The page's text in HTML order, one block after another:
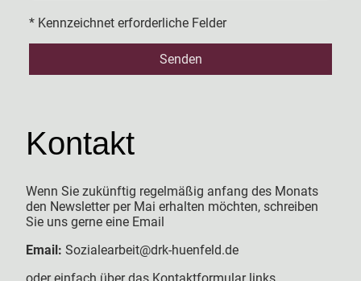
* Kennzeichnet erforderliche Felder
Senden
Kontakt
Wenn Sie zukünftig regelmäßig anfang des Monats
den Newsletter per Mai erhalten möchten, schreiben
Sie uns gerne eine Email
Email: Sozialearbeit@drk-huenfeld.de
oder einfach über das Kontaktformular links